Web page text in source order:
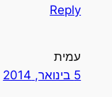
Reply
עמית